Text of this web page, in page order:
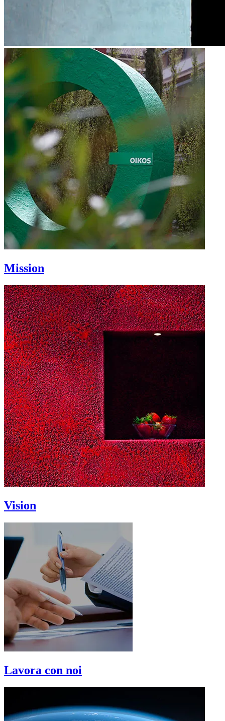
Mission
Vision
Lavora con noi